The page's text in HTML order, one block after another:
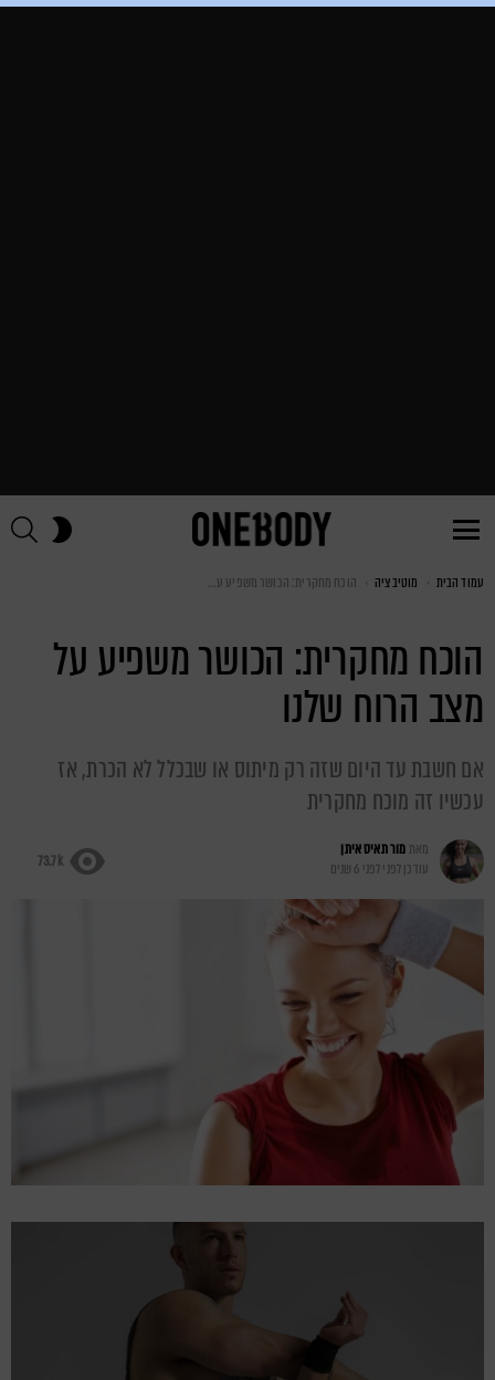
SKIN
You are here:
עמוד הבית מוטיבציה הוכח מחקרית: הכושר משפיע על מצב הרוח שלנו
הוכח מחקרית: הכושר משפיע על
מצב הרוח שלנו
אם חשבת עד היום שזה רק מיתוס או שבכלל לא הכרת, אז
עכשיו זה מוכח מחקרית
מאתמור תאיס איתן
עודכן לפנילפני 6 שנים 73.7k